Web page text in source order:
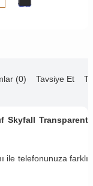
(0) Tavsiye Et
Skyfall Transparent
ile telefonunuza farklı